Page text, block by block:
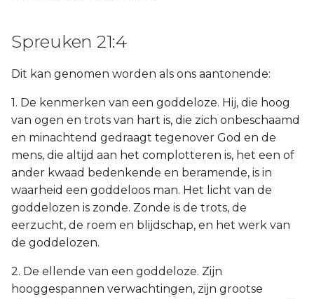
Spreuken 21:4
Dit kan genomen worden als ons aantonende:
1. De kenmerken van een goddeloze. Hij, die hoog
van ogen en trots van hart is, die zich onbeschaamd
en minachtend gedraagt tegenover God en de
mens, die altijd aan het complotteren is, het een of
ander kwaad bedenkende en beramende, is in
waarheid een goddeloos man. Het licht van de
goddelozen is zonde. Zonde is de trots, de
eerzucht, de roem en blijdschap, en het werk van
de goddelozen.
2. De ellende van een goddeloze. Zijn
hooggespannen verwachtingen, zijn grootse